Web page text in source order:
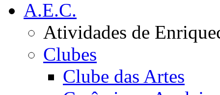
A.E.C.
Atividades de
Clubes
Clube das Artes